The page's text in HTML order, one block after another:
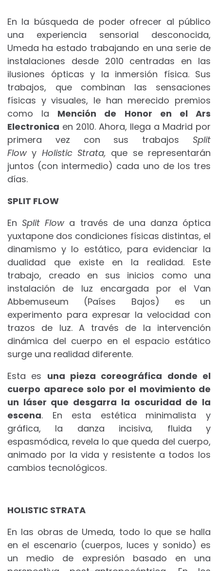
En la búsqueda de poder ofrecer al público
una experiencia sensorial desconocida,
Umeda ha estado trabajando en una serie de
instalaciones desde 2010 centradas en las
ilusiones ópticas y la inmersión física. Sus
trabajos, que combinan las sensaciones
físicas y visuales, le han merecido premios
como la Mención de Honor en el Ars
Electronica en 2010. Ahora, llega a Madrid por
primera vez con sus trabajos Split
Flowy Holistic Strata, que se representarán
juntos (con intermedio) cada uno de los tres
días.
SPLIT FLOW
En Split Flowa través de una danza óptica
yuxtapone dos condiciones físicas distintas, el
dinamismo y lo estático, para evidenciar la
dualidad que existe en la realidad. Este
trabajo, creado en sus inicios como una
instalación de luz encargada por el Van
Abbemuseum (Países Bajos) es un
experimento para expresar la velocidad con
trazos de luz. A través de la intervención
dinámica del cuerpo en el espacio estático
surge una realidad diferente.
Esta es una pieza coreográfica donde el
cuerpo aparece solo por el movimiento de
un láser que desgarra la oscuridad de la
escena. En esta estética minimalista y
gráfica, la danza incisiva, fluida y
espasmódica, revela lo que queda del cuerpo,
animado por la vida y resistente a todos los
cambios tecnológicos.
HOLISTIC STRATA
En las obras de Umeda, todo lo que se halla
en el escenario (cuerpos, luces y sonido) es
un medio de expresión basado en una